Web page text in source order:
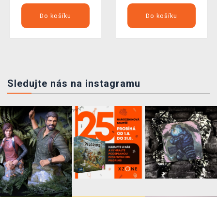
Do košíku Do košíku
Sledujte nás na instagramu